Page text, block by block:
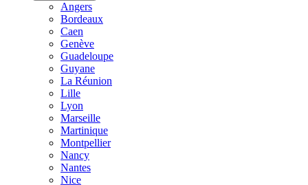
Angers
Bordeaux
Caen
Genève
Guadeloupe
Guyane
La Réunion
Lille
Lyon
Marseille
Martinique
Montpellier
Nancy
Nantes
Nice